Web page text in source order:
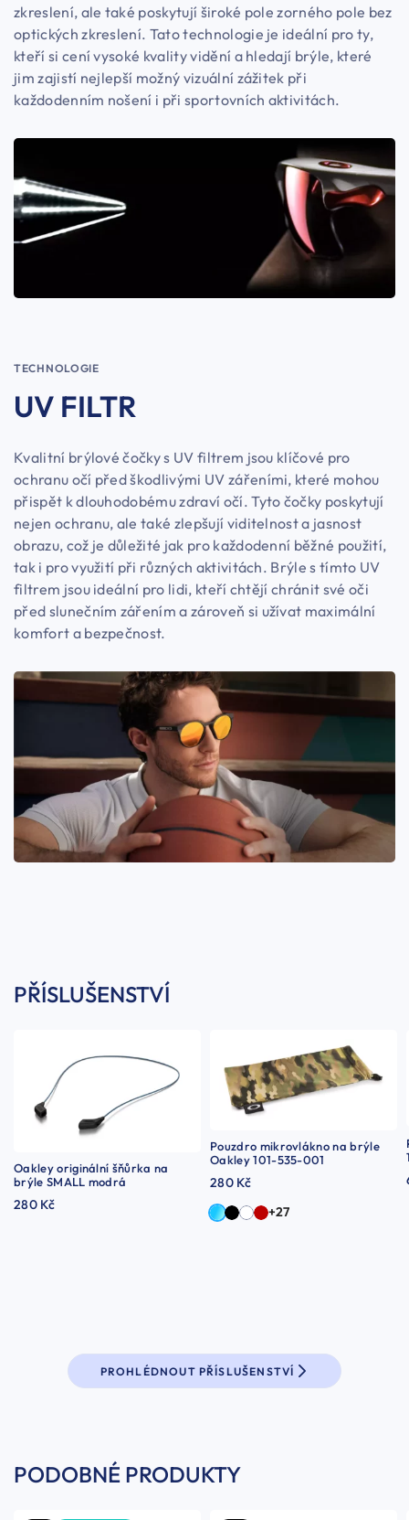
zkreslení, ale také poskytují široké pole zorného pole bez
optických zkreslení. Tato technologie je ideální pro ty,
kteří si cení vysoké kvality vidění a hledají brýle, které
jim zajistí nejlepší možný vizuální zážitek při
každodenním nošení i při sportovních aktivitách.
TECHNOLOGIE
UV FILTR
Kvalitní brýlové čočky s UV filtrem jsou klíčové pro
ochranu očí před škodlivými UV zářeními, které mohou
přispět k dlouhodobému zdraví očí. Tyto čočky poskytují
nejen ochranu, ale také zlepšují viditelnost a jasnost
obrazu, což je důležité jak pro každodenní běžné použití,
tak i pro využití při různých aktivitách. Brýle s tímto UV
filtrem jsou ideální pro lidi, kteří chtějí chránit své oči
před slunečním zářením a zároveň si užívat maximální
komfort a bezpečnost.
PŘÍSLUŠENSTVÍ
Oakley originální šňůrka na
brýle SMALL modrá
280 Kč
Pouzdro mikrovlákno na brýle
Oakley 101-535-001
280 Kč
+27
PROHLÉDNOUT PŘÍSLUŠENSTVÍ
PODOBNÉ PRODUKTY